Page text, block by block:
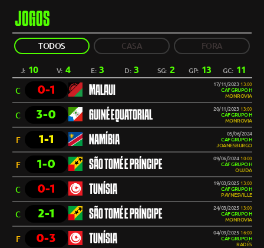
JOGOS
TODOS CASA FORA
J: 10 V: 4 E:3 D:3 SG: 2 GP: 13 GC: 11
C 0-1 MALAUI 17/11/2023 13:00
CAF GRUPO H
MONROVIA
C 3-0 GUINÉ EQUATORIAL 20/11/2023 13:00
CAF GRUPO H
MONROVIA
F 1-1 NAMÍBIA
05/06/2024
CAF GRUPO H
JOANESBURGO
F 1-0 SÃO TOMÉ E PRÍNCIPE 09/06/2024 10:00
CAF GRUPO H
OUJDA
C 0-1 TUNÍSIA 19/03/2025 13:00
CAF GRUPO H
PAYNESVILLE
C 2-1 SÃO TOMÉ E PRÍNCIPE 24/03/2025 13:00
CAF GRUPO H
MONROVIA
F 0-3 TUNÍSIA 04/09/2025 16:00
CAF GRUPO H
RADÈS